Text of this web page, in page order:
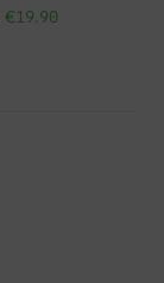
€19.90